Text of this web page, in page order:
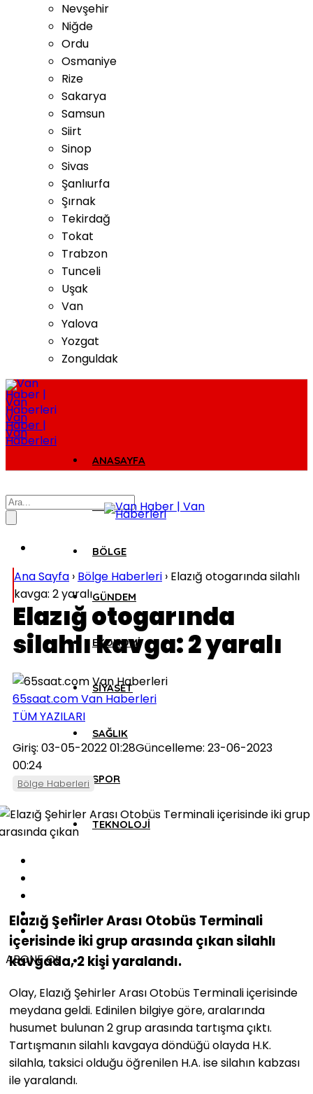
Nevşehir
Niğde
Ordu
Osmaniye
Rize
Sakarya
Samsun
Siirt
Sinop
Sivas
Şanlıurfa
Şırnak
Tekirdağ
Tokat
Trabzon
Tunceli
Uşak
Van
Yalova
Yozgat
Zonguldak
Van
Haber |
Van
Haberleri
ANASAYFA
VAN
BÖLGE
GÜNDEM
EKONOMİ
SİYASET
SAĞLIK
SPOR
TEKNOLOJİ
Ana Sayfa › Bölge Haberleri › Elazığ otogarında silahlı
kavga: 2 yaralı
Elazığ otogarında
silahlı kavga: 2 yaralı
65saat.com Van Haberleri
TÜM YAZILARI
Giriş: 03-05-2022 01:28Güncelleme: 23-06-2023
00:24
Bölge Haberleri
ABONE OL
Elazığ Şehirler Arası Otobüs Terminali
içerisinde iki grup arasında çıkan silahlı
kavgada, 2 kişi yaralandı.
Olay, Elazığ Şehirler Arası Otobüs Terminali içerisinde
meydana geldi. Edinilen bilgiye göre, aralarında
husumet bulunan 2 grup arasında tartışma çıktı.
Tartışmanın silahlı kavgaya döndüğü olayda H.K.
silahla, taksici olduğu öğrenilen H.A. ise silahın kabzası
ile yaralandı.